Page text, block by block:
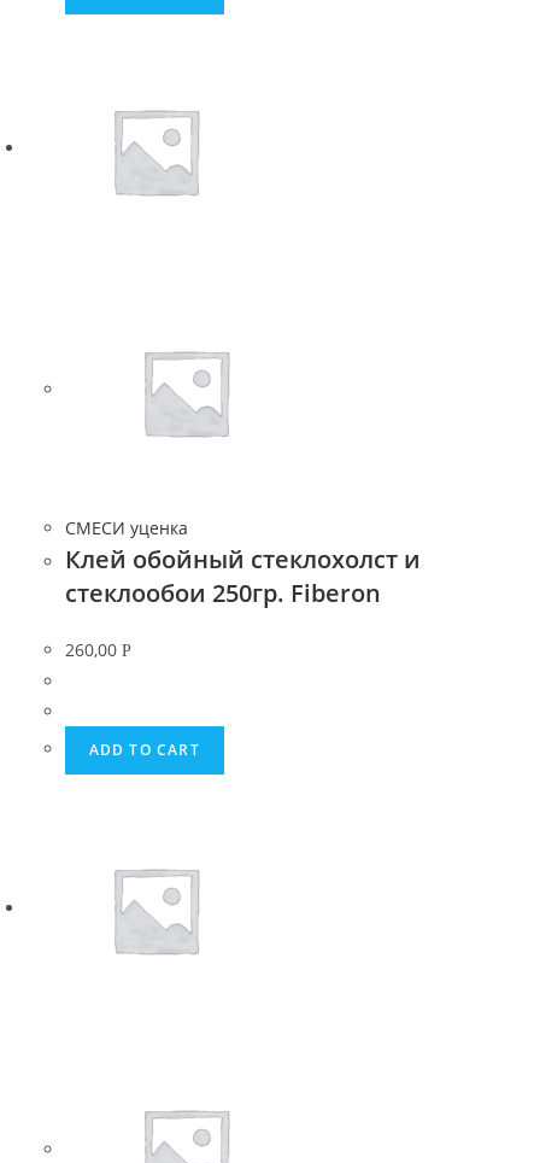
СМЕСИ уценка
Клей обойный стеклохолст и
стеклообои 250гр. Fiberon
260,00 Р
ADD TO CART